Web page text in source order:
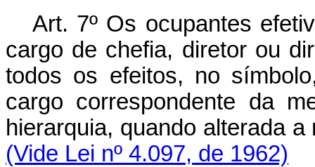
Art. 7º Os ocupantes
cargo de chefia, diretor ou
todos os efeitos, no
cargo correspondente da
hierarquia, quando
(Vide Lei nº 4.097, de 1962)